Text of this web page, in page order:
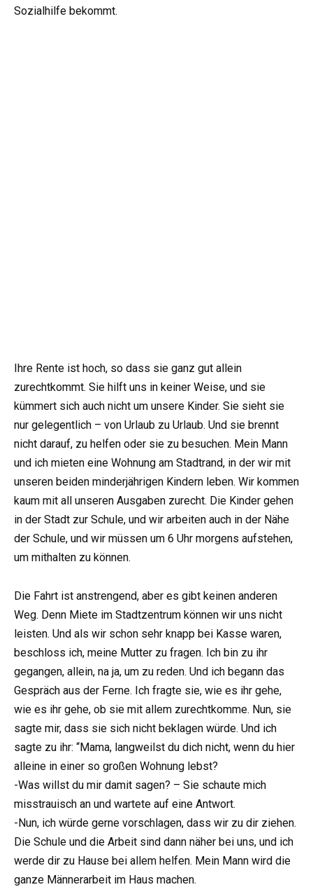
Sozialhilfe bekommt.
Ihre Rente ist hoch, so dass sie ganz gut allein
zurechtkommt. Sie hilft uns in keiner Weise, und sie
kümmert sich auch nicht um unsere Kinder. Sie sieht sie
nur gelegentlich – von Urlaub zu Urlaub. Und sie brennt
nicht darauf, zu helfen oder sie zu besuchen. Mein Mann
und ich mieten eine Wohnung am Stadtrand, in der wir mit
unseren beiden minderjährigen Kindern leben. Wir kommen
kaum mit all unseren Ausgaben zurecht. Die Kinder gehen
in der Stadt zur Schule, und wir arbeiten auch in der Nähe
der Schule, und wir müssen um 6 Uhr morgens aufstehen,
um mithalten zu können.
Die Fahrt ist anstrengend, aber es gibt keinen anderen
Weg. Denn Miete im Stadtzentrum können wir uns nicht
leisten. Und als wir schon sehr knapp bei Kasse waren,
beschloss ich, meine Mutter zu fragen. Ich bin zu ihr
gegangen, allein, na ja, um zu reden. Und ich begann das
Gespräch aus der Ferne. Ich fragte sie, wie es ihr gehe,
wie es ihr gehe, ob sie mit allem zurechtkomme. Nun, sie
sagte mir, dass sie sich nicht beklagen würde. Und ich
sagte zu ihr: “Mama, langweilst du dich nicht, wenn du hier
alleine in einer so großen Wohnung lebst?
-Was willst du mir damit sagen? – Sie schaute mich
misstrauisch an und wartete auf eine Antwort.
-Nun, ich würde gerne vorschlagen, dass wir zu dir ziehen.
Die Schule und die Arbeit sind dann näher bei uns, und ich
werde dir zu Hause bei allem helfen. Mein Mann wird die
ganze Männerarbeit im Haus machen.